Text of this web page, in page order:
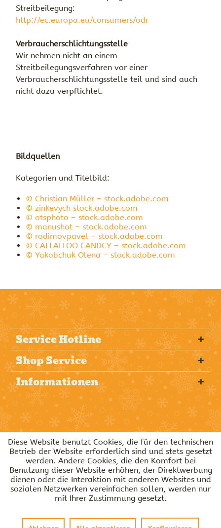
Streitbeilegung:
http://ec.europa.eu/consumers/odr
Verbraucherschlichtungsstelle
Wir nehmen nicht an einem
Streitbeilegungsverfahren vor einer
Verbraucherschlichtungsstelle teil und sind auch
nicht dazu verpflichtet.
Bildquellen
Kategorien und Titelbild:
© Christian Müller – stock.adobe.com
© zinkevych stock.adobe.com
© otsphoto – stock.adobe.com
© manushot – stock.adobe.com
© rodimovpavel – stock.adobe.com
© CALLALLOO CANDCY – stock.adobe.com
© Yakobchuk Olena – stock.adobe.com
Service Hotline
Shop Service
Informationen
Diese Website benutzt Cookies, die für den technischen
Betrieb der Website erforderlich sind und stets gesetzt
werden. Andere Cookies, die den Komfort bei
Benutzung dieser Website erhöhen, der Direktwerbung
dienen oder die Interaktion mit anderen Websites und
sozialen Netzwerken vereinfachen sollen, werden nur
mit Ihrer Zustimmung gesetzt.